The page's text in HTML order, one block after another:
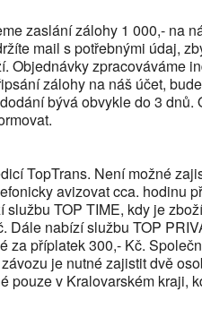
zaslání zálohy 1 000,- na
mail s potřebnými údaj,
Objednávky zpracováváme
zálohy na náš účet,
bývá obvykle do 3 dnů.
TopTrans. Není možné
avizovat cca. hodinu
TOP TIME, kdy je
Dále nabízí službu TOP
za příplatek 300,- Kč.
je nutné zajistit dvě
pouze v Kralovarském kraji,